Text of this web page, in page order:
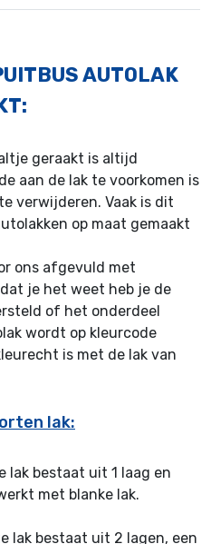
AUTOLAK
geraakt is altijd
aan de lak te voorkomen is
verwijderen. Vaak is dit
op maat gemaakt
ons afgevuld met
je het weet heb je de
of het onderdeel
wordt op kleurcode
is met de lak van
lak:
lak bestaat uit 1 laag en
met blanke lak.
lak bestaat uit 2 lagen, een